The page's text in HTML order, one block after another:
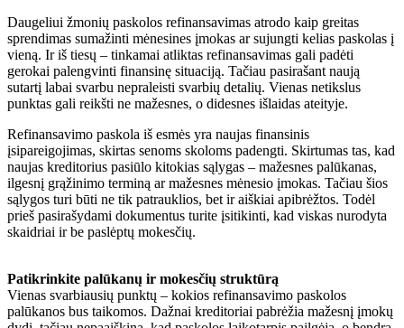
Daugeliui žmonių paskolos refinansavimas atrodo kaip greitas
sprendimas sumažinti mėnesines įmokas ar sujungti kelias paskolas į
vieną. Ir iš tiesų – tinkamai atliktas refinansavimas gali padėti
gerokai palengvinti finansinę situaciją. Tačiau pasirašant naują
sutartį labai svarbu nepraleisti svarbių detalių. Vienas netikslus
punktas gali reikšti ne mažesnes, o didesnes išlaidas ateityje.
Refinansavimo paskola iš esmės yra naujas finansinis
įsipareigojimas, skirtas senoms skoloms padengti. Skirtumas tas, kad
naujas kreditorius pasiūlo kitokias sąlygas – mažesnes palūkanas,
ilgesnį grąžinimo terminą ar mažesnes mėnesio įmokas. Tačiau šios
sąlygos turi būti ne tik patrauklios, bet ir aiškiai apibrėžtos. Todėl
prieš pasirašydami dokumentus turite įsitikinti, kad viskas nurodyta
skaidriai ir be paslėptų mokesčių.
Patikrinkite palūkanų ir mokesčių struktūrą
Vienas svarbiausių punktų – kokios refinansavimo paskolos
palūkanos bus taikomos. Dažnai kreditoriai pabrėžia mažesnį įmokų